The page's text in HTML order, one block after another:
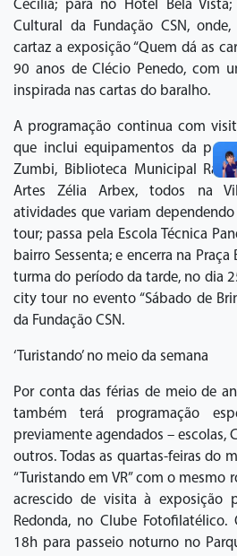
Cecília; para no Hotel Bela
Cultural da Fundação CSN,
cartaz a exposição “Quem dá as
90 anos de Clécio Penedo, com
inspirada nas cartas do baralho.
A programação continua com
que inclui equipamentos da
Zumbi, Biblioteca Municipal Raul
Artes Zélia Arbex, todos na
atividades que variam
tour; passa pela Escola Técnica
bairro Sessenta; e encerra na
turma do período da tarde, no dia
city tour no evento “Sábado de
da Fundação CSN.
‘Turistando’ no meio da semana
Por conta das férias de meio de
também terá programação
previamente agendados – escolas,
outros. Todas as quartas-feiras do
“Turistando em VR” com o mesmo
acrescido de visita à exposição
Redonda, no Clube Fotofilatélico.
18h para passeio noturno no